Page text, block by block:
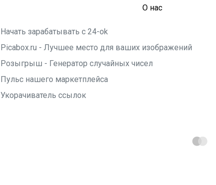
О нас
Начать зарабатывать с 24-ok
Picabox.ru - Лучшее место для ваших изображений
Розыгрыш - Генератор случайных чисел
Пульс нашего маркетплейса
Укорачиватель ссылок